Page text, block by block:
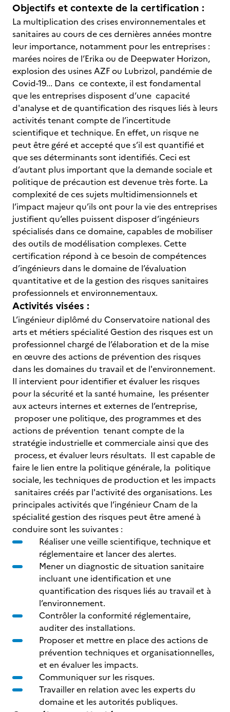
Objectifs et contexte de la certification :
La multiplication des crises environnementales et
sanitaires au cours de ces dernières années montre
leur importance, notamment pour les entreprises :
marées noires de l’Erika ou de Deepwater Horizon,
explosion des usines AZF ou Lubrizol, pandémie de
Covid-19... Dans ce contexte, il est fondamental
que les entreprises disposent d’une capacité
d'analyse et de quantification des risques liés à leurs
activités tenant compte de l’incertitude
scientifique et technique. En effet, un risque ne
peut être géré et accepté que s’il est quantifié et
que ses déterminants sont identifiés. Ceci est
d’autant plus important que la demande sociale et
politique de précaution est devenue très forte. La
complexité de ces sujets multidimensionnels et
l’impact majeur qu’ils ont pour la vie des entreprises
justifient qu’elles puissent disposer d’ingénieurs
spécialisés dans ce domaine, capables de mobiliser
des outils de modélisation complexes. Cette
certification répond à ce besoin de compétences
d’ingénieurs dans le domaine de l’évaluation
quantitative et de la gestion des risques sanitaires
professionnels et environnementaux.
Activités visées :
L’ingénieur diplômé du Conservatoire national des
arts et métiers spécialité Gestion des risques est un
professionnel chargé de l’élaboration et de la mise
en œuvre des actions de prévention des risques
dans les domaines du travail et de l'environnement.
Il intervient pour identifier et évaluer les risques
pour la sécurité et la santé humaine, les présenter
aux acteurs internes et externes de l’entreprise,
proposer une politique, des programmes et des
actions de prévention tenant compte de la
stratégie industrielle et commerciale ainsi que des
process, et évaluer leurs résultats. Il est capable de
faire le lien entre la politique générale, la politique
sociale, les techniques de production et les impacts
sanitaires créés par l'activité des organisations. Les
principales activités que l’ingénieur Cnam de la
spécialité gestion des risques peut être amené à
conduire sont les suivantes :
Réaliser une veille scientifique, technique et
réglementaire et lancer des alertes.
Mener un diagnostic de situation sanitaire
incluant une identification et une
quantification des risques liés au travail et à
l’environnement.
Contrôler la conformité réglementaire,
auditer des installations.
Proposer et mettre en place des actions de
prévention techniques et organisationnelles,
et en évaluer les impacts.
Communiquer sur les risques.
Travailler en relation avec les experts du
domaine et les autorités publiques.